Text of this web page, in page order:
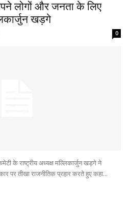
लोगों और जनता के लिए
खड़गे
0
के राष्ट्रीय अध्यक्ष मल्लिकार्जुन खड़गे ने
पर तीखा राजनीतिक प्रहार करते हुए कहा...